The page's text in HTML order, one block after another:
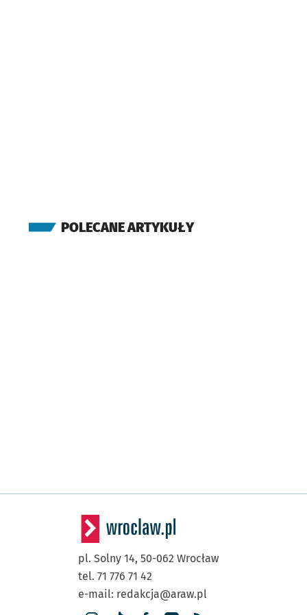
POLECANE ARTYKUŁY
pl. Solny 14, 50-062 Wrocław
tel. 71 776 71 42
e-mail: redakcja@araw.pl